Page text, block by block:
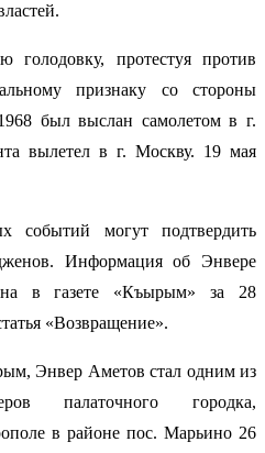
голодовку, протестуя против
признаку со стороны
был выслан самолетом в г.
вылетел в г. Москву. 19 мая
событий могут подтвердить
Информация об Энвере
в газете «Къырым» за 28
«Возвращение».
Энвер Аметов стал одним из
палаточного городка,
в районе пос. Марьино 26